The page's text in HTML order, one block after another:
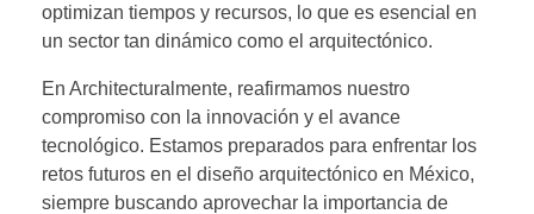
optimizan tiempos y recursos, lo que es esencial en
un sector tan dinámico como el arquitectónico.
En Architecturalmente, reafirmamos nuestro
compromiso con la innovación y el avance
tecnológico. Estamos preparados para enfrentar los
retos futuros en el diseño arquitectónico en México,
siempre buscando aprovechar la importancia de